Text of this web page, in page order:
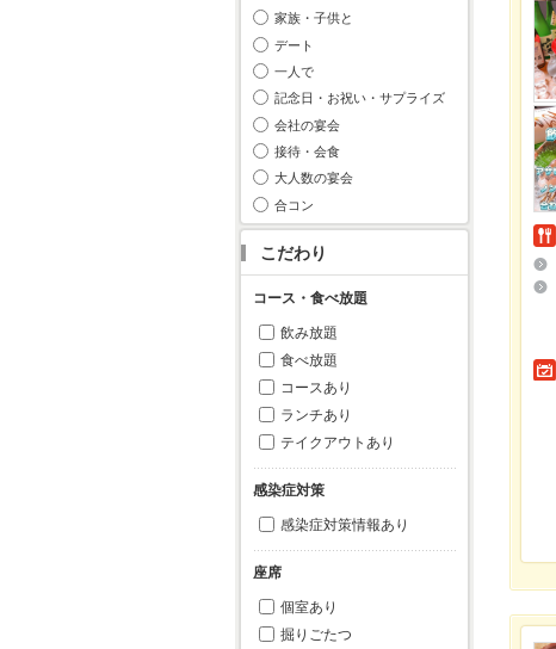
家族・子供と
デート
一人で
記念日・お祝い・サプライズ
会社の宴会
接待・会食
大人数の宴会
合コン
こだわり
コース・食べ放題
飲み放題
食べ放題
コースあり
ランチあり
テイクアウトあり
感染症対策
感染症対策情報あり
座席
個室あり
掘りごたつ